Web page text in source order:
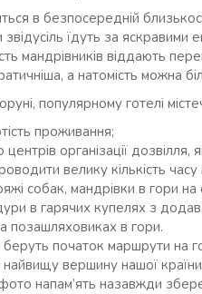
в безпосередній
їдуть за яскравими
мандрівників віддають
а натомість можна
популярному готелі
проживання;
центрів організації дозвілля,
велику кількість
собак, мандрівки в гори на
в гарячих купелях з
позашляховиках в гори.
початок маршрути на
найвищу вершину нашої
напам’ять назавжди